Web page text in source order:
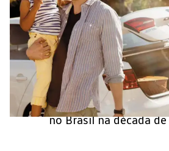
Sãomais de 700 mil
entregues e histórias
estradas brasileiras
modalidade de
no Brasil na década